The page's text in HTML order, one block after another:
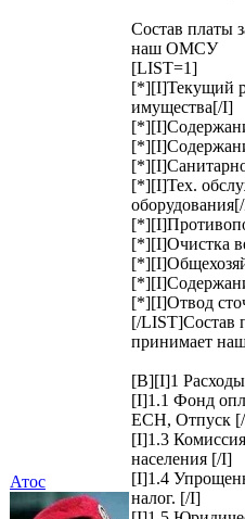
Атос
Состав платы
наш ОМСУ
[LIST=1]
[*][I]Текущий
имущества[/I]
[*][I]Тех.
[*][I]Очистка
[*][I]Отвод
[/LIST]Состав
принимает
[B][I]1
[I]1.1 Фонд
ЕСН, Отпуск
[I]1.3
населения [/I]
[I]1.4
налог. [/I]